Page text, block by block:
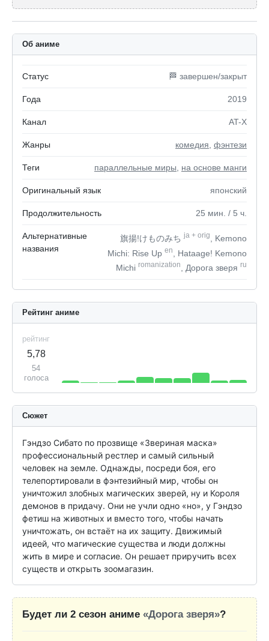
Об аниме
Статус 🏁 завершен/закрыт
Года 2019
Канал AT-X
Жанры комедия фэнтези
Теги параллельные миры на основе манги
Оригинальный язык японский
Продолжительность 25 мин. / 5 ч.
Альтернативные
названия
旗揚!けものみちja + orig
, Kemono
Michi: Rise Up en
, Hataage! Kemono
Michi romanization , Дорога зверя ru
Рейтинг аниме
рейтинг
5,78
54
голоса
Сюжет
Гэндзо Сибато по прозвище «Звериная маска»
профессиональный рестлер и самый сильный
человек на земле. Однажды, посреди боя, его
телепортировали в фэнтезийный мир, чтобы он
уничтожил злобных магических зверей, ну и Короля
демонов в придачу. Они не учли одно «но», у Гэндзо
фетиш на животных и вместо того, чтобы начать
уничтожать, он встаёт на их защиту. Движимый
идеей, что магические существа и люди должны
жить в мире и согласие. Он решает приручить всех
существ и открыть зоомагазин.
Будет ли 2 сезон аниме «Дорога зверя»?